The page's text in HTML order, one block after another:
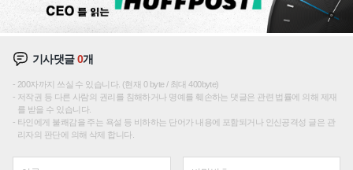
기사댓글0개
200자까지 쓰실 수 있습니다. (현재 0 byte / 최대 400byte)
저작권 등 다른 사람의 권리를 침해하거나 명예를 훼손하는 댓글은 관련 법률에 의해 제재
를 받을 수 있습니다.
타인에게 불쾌감을 주는 욕설 등 비하하는 단어가 내용에 포함되거나 인신공격성 글은 관
리자의 판단에 의해 삭제 합니다.